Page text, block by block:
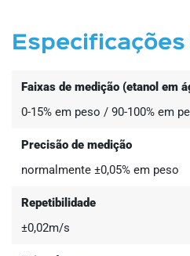
Faixas de medição (etanol em
0-15% em peso / 90-100% em
Precisão de medição
normalmente ±0,05% em peso
Repetibilidade
±0,02m/s